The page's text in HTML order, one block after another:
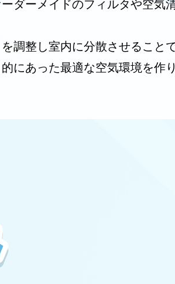
ダーメイドのフィルタや空気
調整し室内に分散させること
にあった最適な空気環境を作